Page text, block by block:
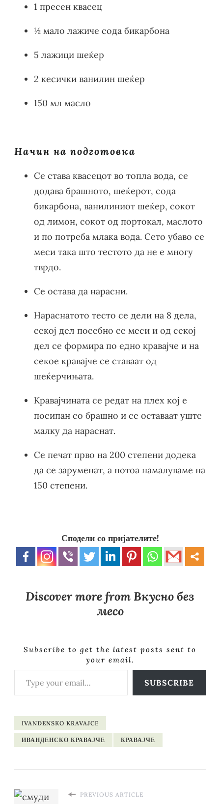
1 пресен квасец
½ мало лажиче сода бикарбона
5 лажици шеќер
2 кесички ванилин шеќер
150 мл масло
Начин на подготовка
Се става квасецот во топла вода, се
додава брашното, шеќерот, сода
бикарбона, ванилиниот шеќер, сокот
од лимон, сокот од портокал, маслото
и по потреба млака вода. Сето убаво се
меси така што тестото да не е многу
тврдо.
Се остава да нарасни.
Нараснатото тесто се дели на 8 дела,
секој дел посебно се меси и од секој
дел се формира по едно кравајче и на
секое кравајче се ставаат од
шеќерчињата.
Кравајчината се редат на плех кој е
посипан со брашно и се оставаат уште
малку да нараснат.
Се печат прво на 200 степени додека
да се заруменат, а потоа намалуваме на
150 степени.
Сподели со пријателите!
Discover more from Вкусно без
месо
Subscribe to get the latest posts sent to
your email.
Type your email…
SUBSCRIBE
IVANDENSKO KRAVAJCE
ИВАНДЕНСКО КРАВАЈЧЕ КРАВАЈЧЕ
PREVIOUS ARTICLE